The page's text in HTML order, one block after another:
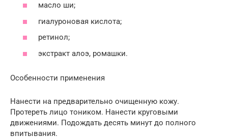
масло ши;
гиалуроновая кислота;
ретинол;
экстракт алоэ, ромашки.
Особенности применения
Нанести на предварительно очищенную кожу.
Протереть лицо тоником. Нанести круговыми
движениями. Подождать десять минут до полного
впитывания.